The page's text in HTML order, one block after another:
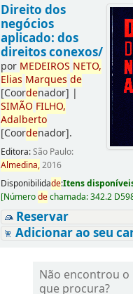
Direito dos
negócios
aplicado: dos
direitos conexos/
por MEDEIROS NETO,
Elias Marques de
[Coordenador] |
SIMÃO FILHO,
Adalberto
[Coordenador].
Editora:São Paulo:
Almedina,2016
Disponibilidade:Itens
[Númerodechamada:342.2
Reservar
Adicionar ao seu
Não encontrou o
que procura?